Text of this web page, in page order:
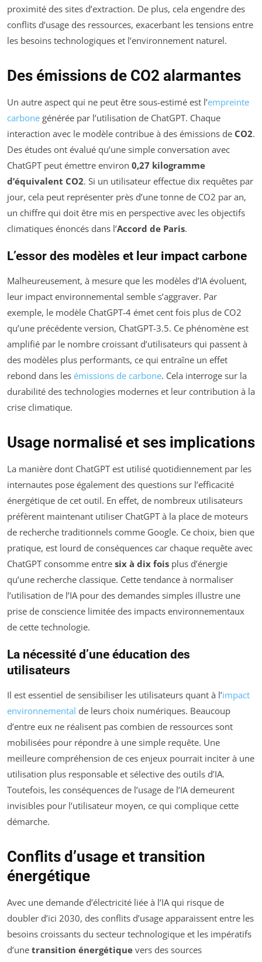
proximité des sites d’extraction. De plus, cela engendre des
conflits d’usage des ressources, exacerbant les tensions entre
les besoins technologiques et l’environnement naturel.
Des émissions de CO2 alarmantes
Un autre aspect qui ne peut être sous-estimé est l’empreinte
carbone générée par l’utilisation de ChatGPT. Chaque
interaction avec le modèle contribue à des émissions de CO2.
Des études ont évalué qu’une simple conversation avec
ChatGPT peut émettre environ 0,27 kilogramme
d’équivalent CO2. Si un utilisateur effectue dix requêtes par
jour, cela peut représenter près d’une tonne de CO2 par an,
un chiffre qui doit être mis en perspective avec les objectifs
climatiques énoncés dans l’Accord de Paris.
L’essor des modèles et leur impact carbone
Malheureusement, à mesure que les modèles d’IA évoluent,
leur impact environnemental semble s’aggraver. Par
exemple, le modèle ChatGPT-4 émet cent fois plus de CO2
qu’une précédente version, ChatGPT-3.5. Ce phénomène est
amplifié par le nombre croissant d’utilisateurs qui passent à
des modèles plus performants, ce qui entraîne un effet
rebond dans les émissions de carbone. Cela interroge sur la
durabilité des technologies modernes et leur contribution à la
crise climatique.
Usage normalisé et ses implications
La manière dont ChatGPT est utilisé quotidiennement par les
internautes pose également des questions sur l’efficacité
énergétique de cet outil. En effet, de nombreux utilisateurs
préfèrent maintenant utiliser ChatGPT à la place de moteurs
de recherche traditionnels comme Google. Ce choix, bien que
pratique, est lourd de conséquences car chaque requête avec
ChatGPT consomme entre six à dix fois plus d’énergie
qu’une recherche classique. Cette tendance à normaliser
l’utilisation de l’IA pour des demandes simples illustre une
prise de conscience limitée des impacts environnementaux
de cette technologie.
La nécessité d’une éducation des
utilisateurs
Il est essentiel de sensibiliser les utilisateurs quant à l’impact
environnemental de leurs choix numériques. Beaucoup
d’entre eux ne réalisent pas combien de ressources sont
mobilisées pour répondre à une simple requête. Une
meilleure compréhension de ces enjeux pourrait inciter à une
utilisation plus responsable et sélective des outils d’IA.
Toutefois, les conséquences de l’usage de l’IA demeurent
invisibles pour l’utilisateur moyen, ce qui complique cette
démarche.
Conflits d’usage et transition
énergétique
Avec une demande d’électricité liée à l’IA qui risque de
doubler d’ici 2030, des conflits d’usage apparaissent entre les
besoins croissants du secteur technologique et les impératifs
d’une transition énergétique vers des sources